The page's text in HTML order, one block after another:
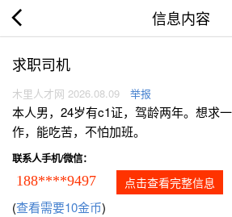
信息内容
求职司机
木里人才网 2026.08.09 举报
本人男，24岁有c1证，驾龄两年。想求
作，能吃苦，不怕加班。
联系人手机/微信：
188****9497 点击查看完整信息
(查看需要10金币)